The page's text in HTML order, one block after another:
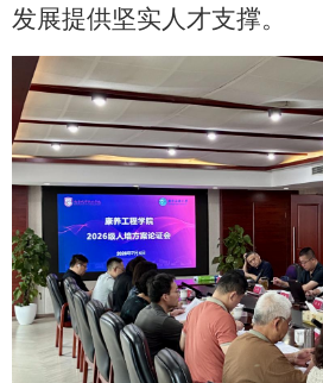
发展提供坚实人才支撑。